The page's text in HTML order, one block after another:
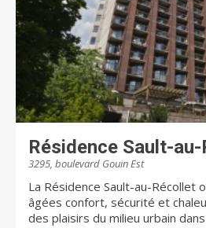
Résidence Sault-
3295, boulevard Gouin Est
La Résidence Sault-au-Récollet
âgées confort, sécurité et
des plaisirs du milieu urbain